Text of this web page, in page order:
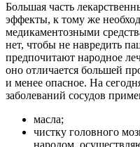
Большая часть
эффекты, к тому же
медикаментозными
нет, чтобы не навредить
предпочитают народное
оно отличается большей
и менее опасное. На
заболеваний сосудов
масла;
чистку головного